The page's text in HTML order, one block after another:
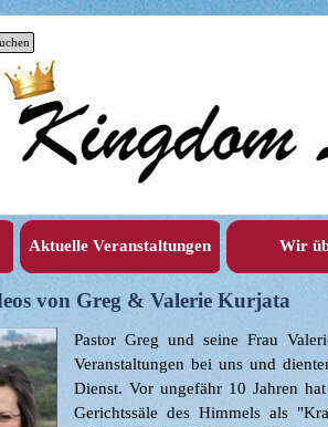
Aktuelle Veranstaltungen Wir
von Greg & Valerie Kurjata
Pastor Greg und seine Frau
Veranstaltungen bei uns und
Dienst. Vor ungefähr 10 Jahren
Gerichtssäle des Himmels als